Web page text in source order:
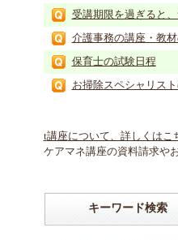
受講期限を過ぎると
介護事務の講座・教
保育士の試験日程
お掃除スペシャリス
t講座について、詳しくはこ
ケアマネ講座の資料請求や
キーワード検索